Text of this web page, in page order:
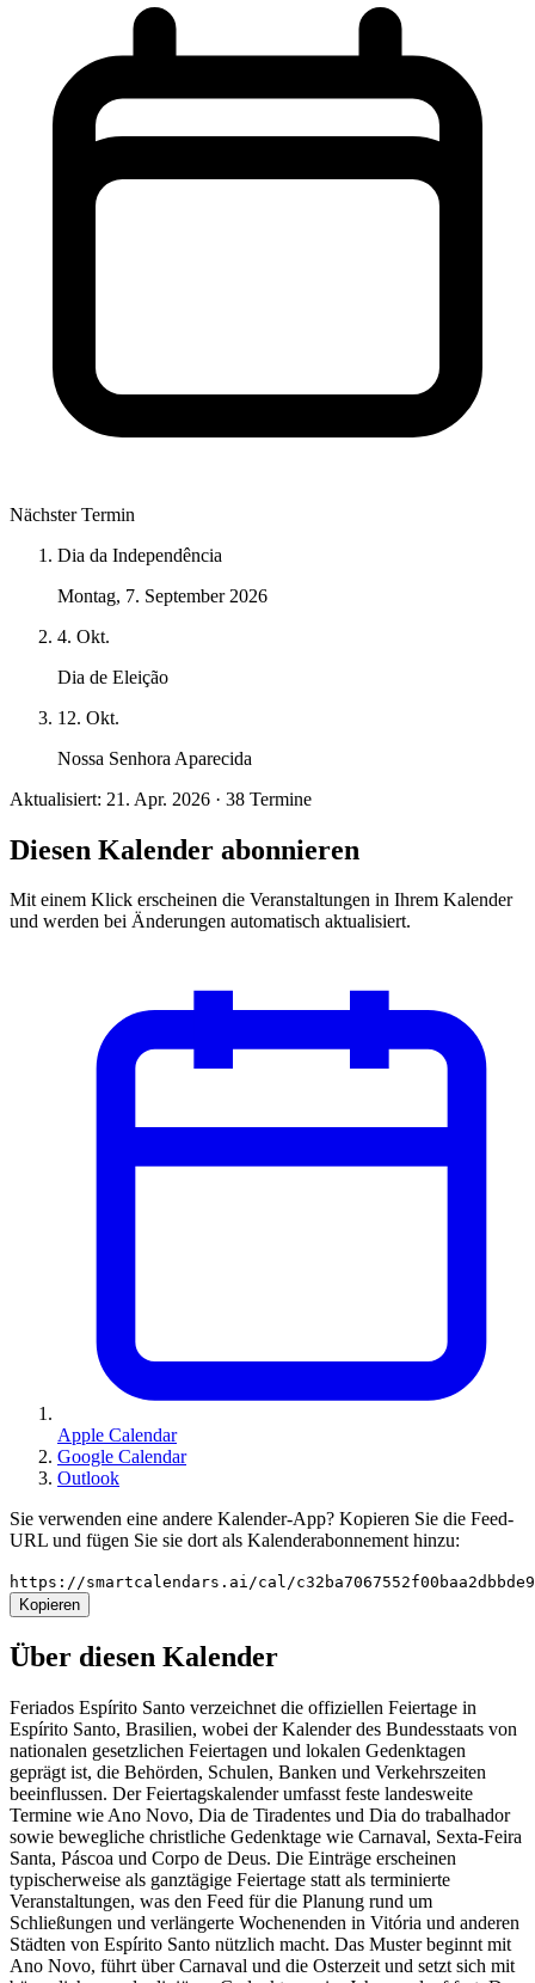
Nächster Termin
Dia da Independência
Montag, 7. September 2026
4. Okt.
Dia de Eleição
12. Okt.
Nossa Senhora Aparecida
Aktualisiert: 21. Apr. 2026 · 38 Termine
Diesen Kalender abonnieren
Mit einem Klick erscheinen die Veranstaltungen in Ihrem Kalender
und werden bei Änderungen automatisch aktualisiert.
Apple Calendar
Google Calendar
Outlook
Sie verwenden eine andere Kalender-App? Kopieren Sie die Feed-
URL und fügen Sie sie dort als Kalenderabonnement hinzu:
https://smartcalendars.ai/cal/
Kopieren
Über diesen Kalender
Feriados Espírito Santo verzeichnet die offiziellen Feiertage in
Espírito Santo, Brasilien, wobei der Kalender des Bundesstaats von
nationalen gesetzlichen Feiertagen und lokalen Gedenktagen
geprägt ist, die Behörden, Schulen, Banken und Verkehrszeiten
beeinflussen. Der Feiertagskalender umfasst feste landesweite
Termine wie Ano Novo, Dia de Tiradentes und Dia do trabalhador
sowie bewegliche christliche Gedenktage wie Carnaval, Sexta-Feira
Santa, Páscoa und Corpo de Deus. Die Einträge erscheinen
typischerweise als ganztägige Feiertage statt als terminierte
Veranstaltungen, was den Feed für die Planung rund um
Schließungen und verlängerte Wochenenden in Vitória und anderen
Städten von Espírito Santo nützlich macht. Das Muster beginnt mit
Ano Novo, führt über Carnaval und die Osterzeit und setzt sich mit